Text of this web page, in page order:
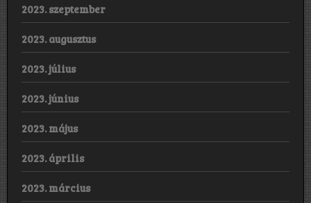
2023. szeptember
2023. augusztus
2023. július
2023. június
2023. május
2023. április
2023. március